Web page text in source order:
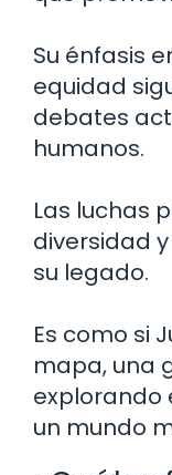
Su énfasis
equidad
debates
humanos.
Las luchas
diversidad
su legado.
Es como si
mapa, una
explorando
un mundo